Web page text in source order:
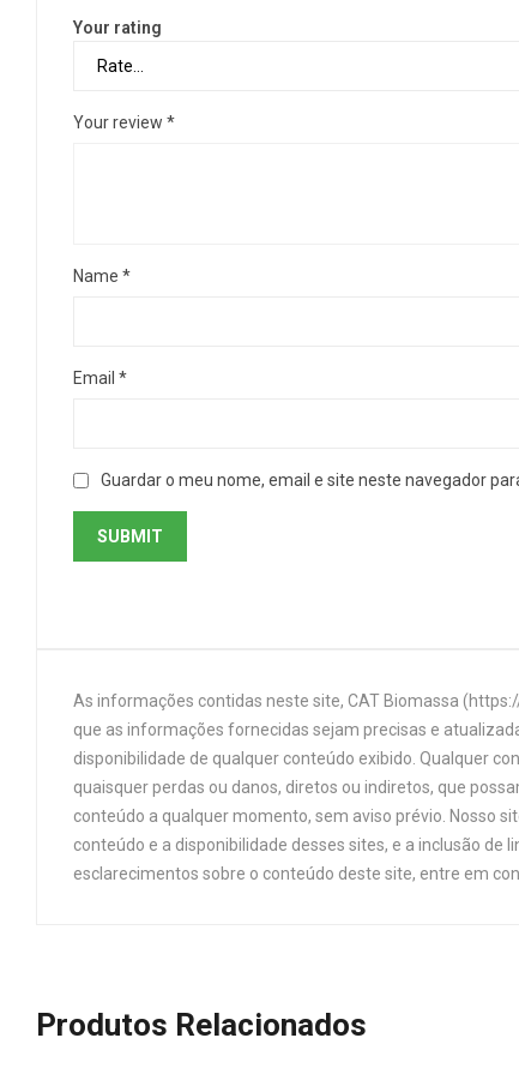
Your rating
Your review *
Name *
Email *
Guardar o meu nome, email e site neste navegador
As informações contidas neste site, CAT Biomassa
que as informações fornecidas sejam precisas e
disponibilidade de qualquer conteúdo exibido. Qualquer
quaisquer perdas ou danos, diretos ou indiretos, que
conteúdo a qualquer momento, sem aviso prévio. Nosso
conteúdo e a disponibilidade desses sites, e a inclusão
esclarecimentos sobre o conteúdo deste site, entre em
Produtos Relacionados